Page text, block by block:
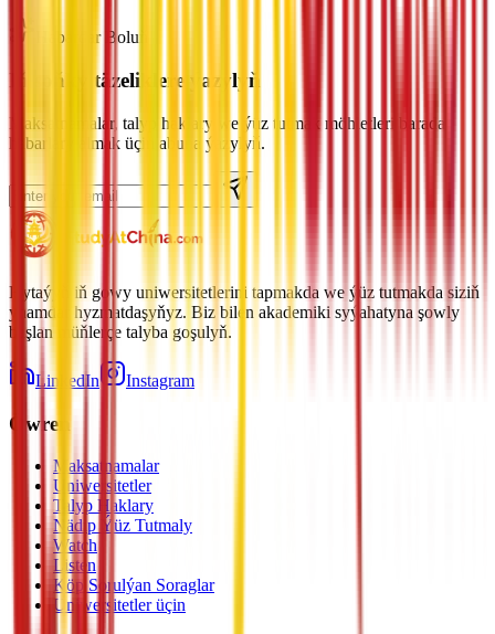
Habardar Boluň
Iň soňky täzeliklere ýazylyň
Maksatnamalar, talyp haklary we ýüz tutmak möhletleri barada
habarlary almak üçin abuna ýazylyň.
Hytaýyň iň gowy uniwersitetlerini tapmakda we ýüz tutmakda siziň
ynamdar hyzmatdaşyňyz. Biz bilen akademiki syýahatyna şowly
başlan müňlerçe talyba goşulyň.
LinkedIn Instagram
Öwren
Maksatnamalar
Uniwersitetler
Talyp Haklary
Nädip Ýüz Tutmaly
Watch
Listen
Köp Sorulýan Soraglar
Uniwersitetler üçin